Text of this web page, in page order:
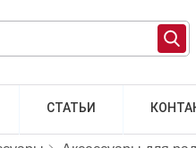
СТАТЬИ